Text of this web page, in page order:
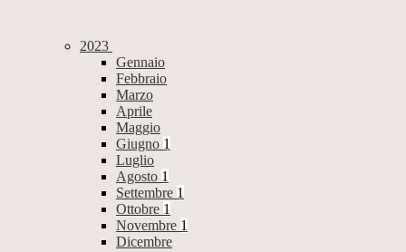
2023
Gennaio
Febbraio
Marzo
Aprile
Maggio
Giugno 1
Luglio
Agosto 1
Settembre 1
Ottobre 1
Novembre 1
Dicembre